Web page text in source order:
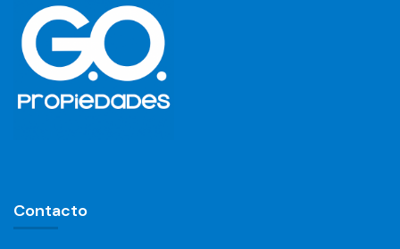
Contacto